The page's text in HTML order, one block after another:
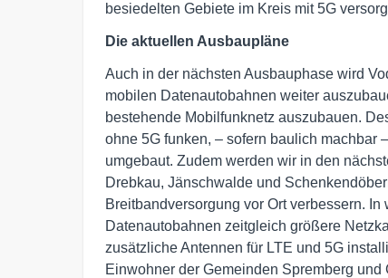
besiedelten Gebiete im Kreis mit 5G
Die aktuellen Ausbaupläne
Auch in der nächsten Ausbauphase wird
mobilen Datenautobahnen weiter
bestehende Mobilfunknetz auszubauen.
ohne 5G funken, – sofern baulich machbar
umgebaut. Zudem werden wir in den
Drebkau, Jänschwalde und
Breitbandversorgung vor Ort verbessern.
Datenautobahnen zeitgleich größere
zusätzliche Antennen für LTE und 5G
Einwohner der Gemeinden Spremberg und